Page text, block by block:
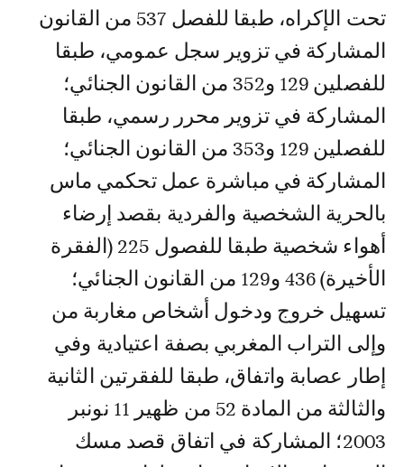
تحت الإكراه، طبقا للفصل 537 من القانون
المشاركة في تزوير سجل عمومي، طبقا
للفصلين 129 و352 من القانون الجنائي؛
المشاركة في تزوير محرر رسمي، طبقا
للفصلين 129 و353 من القانون الجنائي؛
المشاركة في مباشرة عمل تحكمي ماس
بالحرية الشخصية والفردية بقصد إرضاء
أهواء شخصية طبقا للفصول 225 (الفقرة
الأخيرة) 436 و129 من القانون الجنائي؛
تسهيل خروج ودخول أشخاص مغاربة من
وإلى التراب المغربي بصفة اعتيادية وفي
إطار عصابة واتفاق، طبقا للفقرتين الثانية
والثالثة من المادة 52 من ظهير 11 نونبر
2003؛ المشاركة في اتفاق قصد مسك